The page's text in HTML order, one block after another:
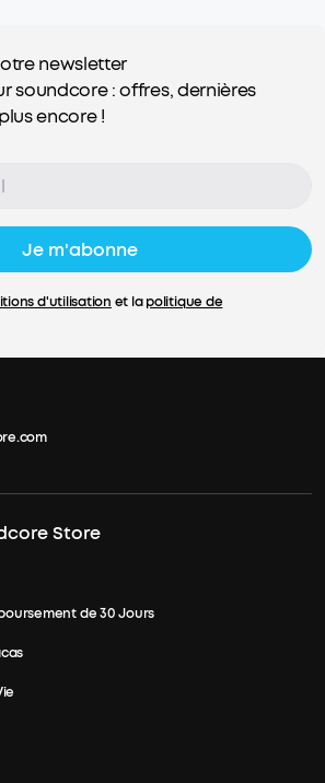
newsletter
soundcore : offres, dernières
encore !
Je m'abonne
d'utilisation et lapolitique de
Store
de 30 Jours